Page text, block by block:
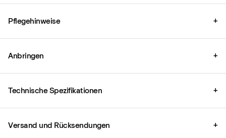
Pflegehinweise +
Anbringen +
Technische Spezifikationen +
Versand und Rücksendungen +